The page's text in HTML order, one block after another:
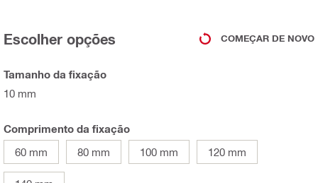
Escolher opções COMEÇAR DE NOVO
Tamanho da fixação
10 mm
Comprimento da fixação
60 mm
80 mm 100 mm 120 mm